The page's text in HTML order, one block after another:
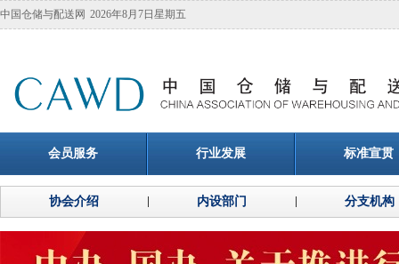
中国仓储与配送网 2026年8月7日星期五
会员服务 行业发展 标准宣贯
协会介绍 内设部门 分支机构